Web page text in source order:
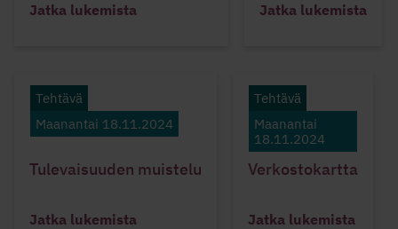
Jatka lukemista Jatka lukemista
Tehtävä
Maanantai 18.11.2024
Tulevaisuuden muistelu
Jatka lukemista
Tehtävä
Maanantai
18.11.2024
Verkostokartta
Jatka lukemista